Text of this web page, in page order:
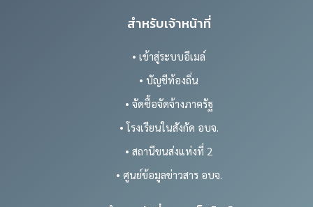
สำหรับเจ้าหน้าที่
• เข้าสู่ระบบอีเมล์
• บัญชีท้องถิ่น
• จัดซื้อจัดจ้างภาครัฐ
• โรงเรียนในสังกัด อบจ.
• สถานีขนส่งแห่งที่ 2
• ศูนย์ข้อมูลข่าวสาร อบจ.